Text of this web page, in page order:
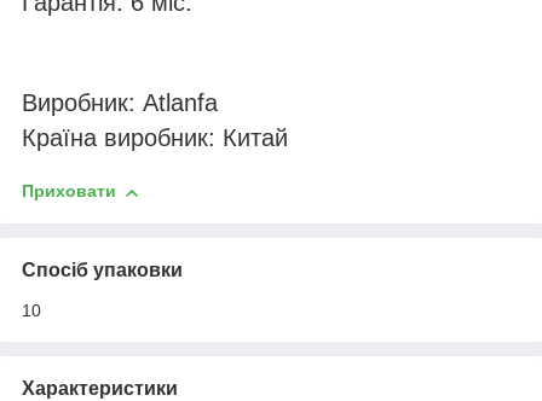
Виробник: Atlanfa
Країна виробник: Китай
Приховати
Спосіб упаковки
10
Характеристики